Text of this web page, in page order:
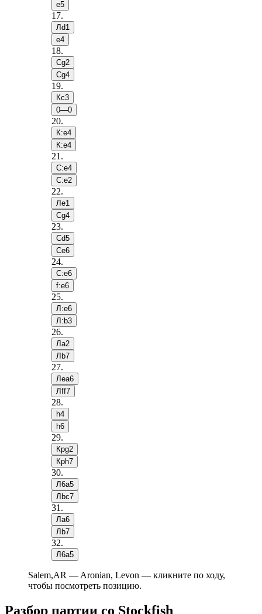
e5
17.
Лd1
e4
18.
Сg2
Сg4
19.
Кc3
0—0
20.
К:e4
К:e4
21 .
С:e4
С:e2
22.
Лe1
Сg4
23.
Сd5
Сe6
24.
С:e6
f:e6
25.
Л:e6
Л:b3
26.
Лa2
Лb7
27.
Лea6
Лff7
28.
h4
h6
29.
Крg2
Крh7
30.
Л6a5
Лbc7
31 .
Лa6
Лb7
32.
Л6a5
Salem,AR — Aronian, Levon — кликните по ходу,
чтобы посмотреть позицию.
Разбор партии со Stockfish